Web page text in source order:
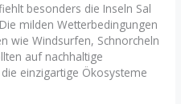
besonders die Inseln Sal
milden Wetterbedingungen
wie Windsurfen, Schnorcheln
auf nachhaltige
einzigartige Ökosysteme